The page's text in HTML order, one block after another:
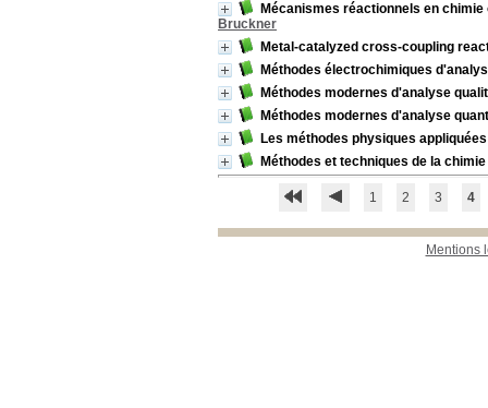
Mécanismes réactionnels en
Bruckner
Metal-catalyzed cross-coupling
Méthodes électrochimiques
Méthodes modernes d'analyse
Méthodes modernes d'analyse
Les méthodes physiques
Méthodes et techniques de la
1 2 3 4
Mentions